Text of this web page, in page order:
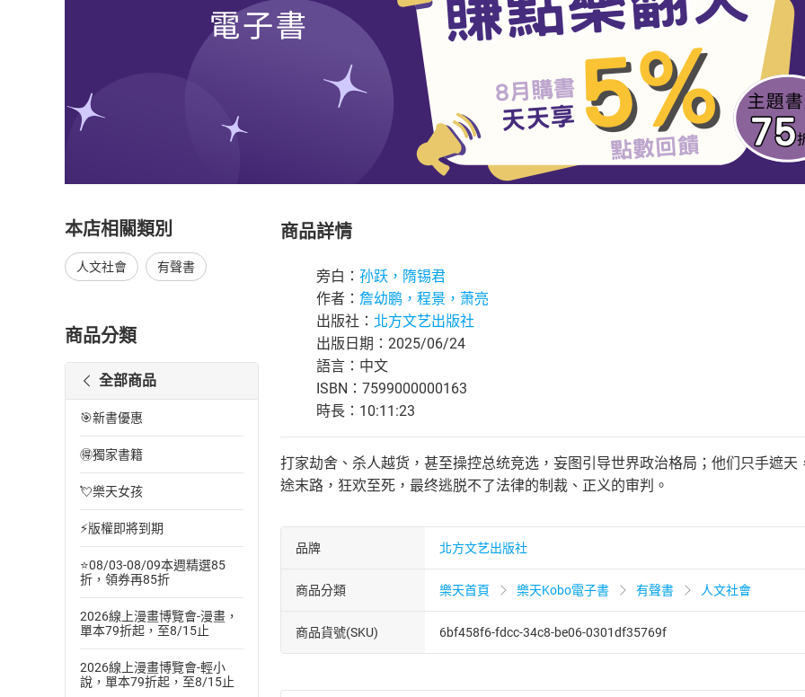
本店相關類別
人文社會 有聲書
商品分類
全部商品
🎯新書優惠
🉐獨家書籍
💘樂天女孩
⚡版權即將到期
⭐08/03-08/09本週精選85
折，領券再85折
2026線上漫畫博覽會-漫畫，
單本79折起，至8/15止
2026線上漫畫博覽會-輕小
說，單本79折起，至8/15止
商品詳情
旁白： 孙跃，隋锡君
作者： 詹幼鹏，程景，萧亮
出版社： 北方文艺出版社
出版日期：2025/06/24
語言：中文
ISBN：7599000000163
時長：10:11:23
打家劫舍、杀人越货，甚至操控总统竞选，妄图引导世界政治格局；他们只手遮
途末路，狂欢至死，最终逃脱不了法律的制裁、正义的审判。
品牌 北方文艺出版社
商品分類 樂天首頁 樂天Kobo電子書 有聲書 人文社會
商品貨號(SKU) 6bf458f6-fdcc-34c8-be06-0301df35769f